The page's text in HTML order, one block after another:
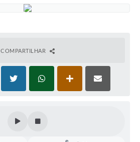
COMPARTILHAR